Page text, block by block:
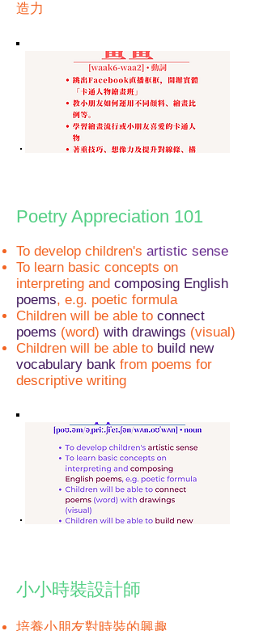
造力
Poetry Appreciation 101
To develop children's artistic sense
To learn basic concepts on
interpreting and composing English
poems, e.g. poetic formula
Children will be able to connect
poems (word) with drawings (visual)
Children will be able to build new
vocabulary bank from poems for
descriptive writing
小小時裝設計師
培養小朋友對時裝的興趣